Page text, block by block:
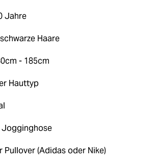
Jahre
Haare
- 185cm
Hauttyp
Jogginghose
Pullover (Adidas oder Nike)